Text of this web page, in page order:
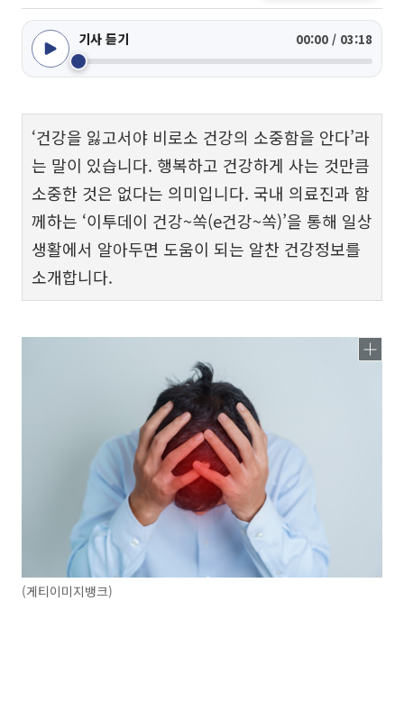
기사 듣기 00:00 / 03:18
‘건강을 잃고서야 비로소 건강의 소중함을 안다’라
는 말이 있습니다. 행복하고 건강하게 사는 것만큼
소중한 것은 없다는 의미입니다. 국내 의료진과 함
께하는 ‘이투데이 건강~쏙(e건강~쏙)’을 통해 일상
생활에서 알아두면 도움이 되는 알찬 건강정보를
소개합니다.
(게티이미지뱅크)